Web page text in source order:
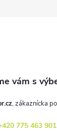
775 463 901